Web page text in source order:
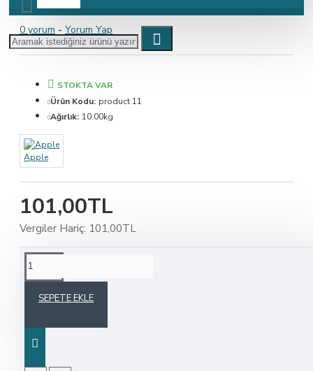
0 yorum - Yorum Yap
101,00TL
Vergiler Hariç: 101,00TL
STOKTA VAR
Ürün Kodu: product 11
Ağırlık: 10.00kg
Apple
SEPETE EKLE
displayed as tabs, accordion or all-visible blocks in
grid format or one under the other. You can mix and